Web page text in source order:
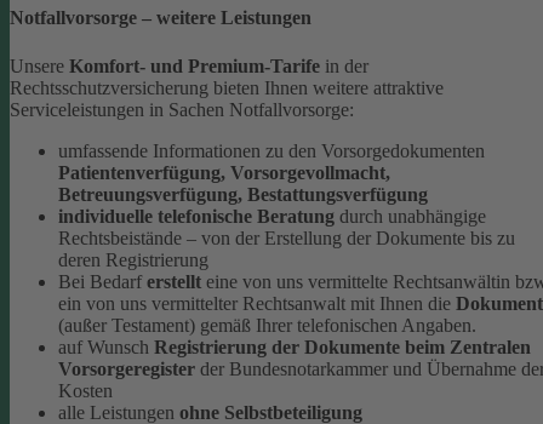
Notfallvorsorge – weitere Leistungen
Unsere Komfort- und Premium-Tarife in der
Rechtsschutzversicherung bieten Ihnen weitere attraktive
Serviceleistungen in Sachen Notfallvorsorge:
umfassende Informationen zu den Vorsorgedokumenten
Patientenverfügung, Vorsorgevollmacht,
Betreuungsverfügung, Bestattungsverfügung
individuelle telefonische Beratung durch unabhängige
Rechtsbeistände – von der Erstellung der Dokumente bis zu
deren Registrierung
Bei Bedarf erstellt eine von uns vermittelte Rechtsanwältin
ein von uns vermittelter Rechtsanwalt mit Ihnen die
(außer Testament) gemäß Ihrer telefonischen Angaben.
auf Wunsch Registrierung der Dokumente beim Zentralen
Vorsorgeregister der Bundesnotarkammer und Übernahme
Kosten
alle Leistungen ohne Selbstbeteiligung